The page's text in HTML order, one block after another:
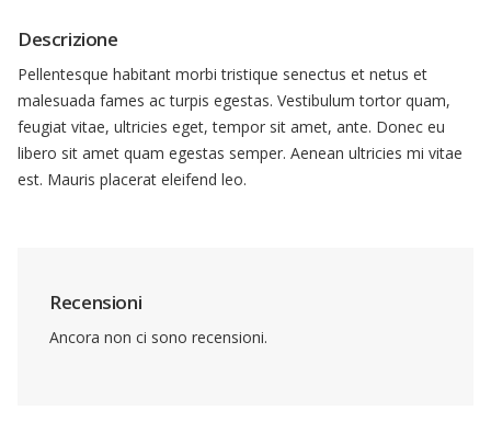
Descrizione
Pellentesque habitant morbi tristique senectus et netus et
malesuada fames ac turpis egestas. Vestibulum tortor quam,
feugiat vitae, ultricies eget, tempor sit amet, ante. Donec eu
libero sit amet quam egestas semper. Aenean ultricies mi vitae
est. Mauris placerat eleifend leo.
Recensioni
Ancora non ci sono recensioni.